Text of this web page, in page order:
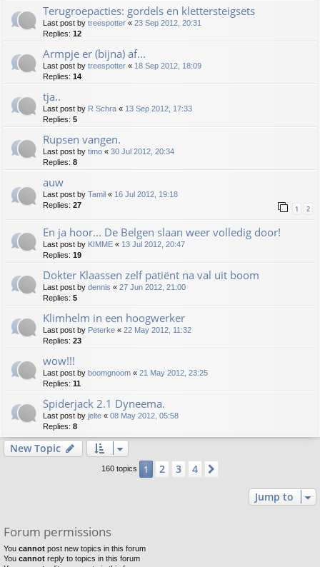
Terugroepacties: gordels en klettersteigsets
Last post by treespotter « 23 Sep 2012, 20:31
Replies: 12
Armpje er (bijna) af...
Last post by treespotter « 18 Sep 2012, 18:09
Replies: 14
tja..
Last post by R Schra « 13 Sep 2012, 17:33
Replies: 5
Rupsen vangen.
Last post by timo « 30 Jul 2012, 20:34
Replies: 8
auw
Last post by Tamil « 16 Jul 2012, 19:18
Replies: 27 1 2
En ja hoor... De Belgen slaan weer volledig door!
Last post by KIMME « 13 Jul 2012, 20:47
Replies: 19
Dokter Klaassen zelf patiënt na val uit boom
Last post by dennis « 27 Jun 2012, 21:00
Replies: 5
Klimhelm in een hoogwerker
Last post by Peterke « 22 May 2012, 11:32
Replies: 23
wow!!!
Last post by boomgnoom « 21 May 2012, 23:25
Replies: 11
Spiderjack 2.1 Dyneema.
Last post by jelte « 08 May 2012, 05:58
Replies: 8
New Topic
160 topics 1 2 3 4
Jump to
Forum permissions
You cannot post new topics in this forum
You cannot reply to topics in this forum